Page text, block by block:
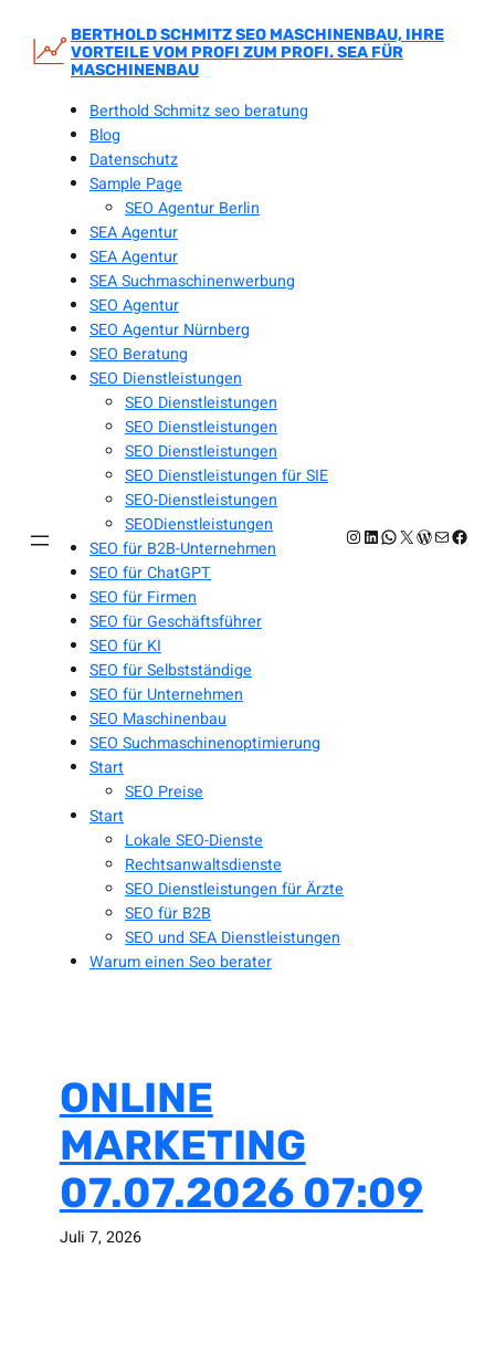
Inhalt
springen
BERTHOLD SCHMITZ SEO MASCHINENBAU, IHRE
VORTEILE VOM PROFI ZUM PROFI. SEA FÜR
MASCHINENBAU
Berthold Schmitz seo beratung
Blog
Datenschutz
Sample Page
SEO Agentur Berlin
SEA Agentur
SEA Agentur
SEA Suchmaschinenwerbung
SEO Agentur
SEO Agentur Nürnberg
SEO Beratung
SEO Dienstleistungen
SEO Dienstleistungen
SEO Dienstleistungen
SEO Dienstleistungen
SEO Dienstleistungen für SIE
SEO-Dienstleistungen
SEODienstleistungen
SEO für B2B-Unternehmen
SEO für ChatGPT
SEO für Firmen
SEO für Geschäftsführer
SEO für KI
SEO für Selbstständige
SEO für Unternehmen
SEO Maschinenbau
SEO Suchmaschinenoptimierung
Start
SEO Preise
Start
Lokale SEO-Dienste
Rechtsanwaltsdienste
SEO Dienstleistungen für Ärzte
SEO für B2B
SEO und SEA Dienstleistungen
Warum einen Seo berater
Instagram
LinkedIn
WhatsApp
X E-Mail
ONLINE
MARKETING
07.07.2026 07:09
Juli 7, 2026